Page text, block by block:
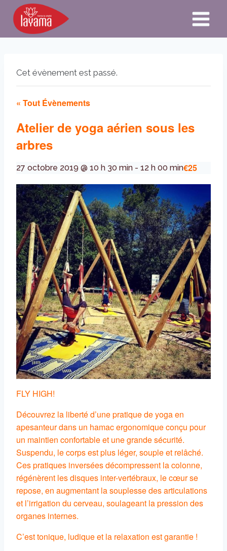
Aller
contenu
Cet évènement est passé.
« Tout Évènements
Atelier de yoga aérien sous les
arbres
27 octobre 2019 @ 10 h 30 min - 12 h 00 min€25
FLY HIGH!
Découvrez la liberté d’une pratique de yoga en
apesanteur dans un hamac ergonomique conçu pour
un maintien confortable et une grande sécurité.
Suspendu, le corps est plus léger, souple et relâché.
Ces pratiques inversées décompressent la colonne,
régénèrent les disques inter-vertébraux, le cœur se
repose, en augmentant la souplesse des articulations
et l’irrigation du cerveau, soulageant la pression des
organes internes.
C’est tonique, ludique et la relaxation est garantie !